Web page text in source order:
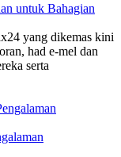
untuk Bahagian
yang dikemas kini
had e-mel dan
serta